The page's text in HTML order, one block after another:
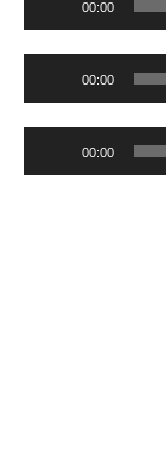
Player
00:00
Player
00:00
Player
00:00